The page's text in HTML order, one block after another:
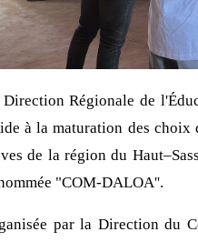
Régionale de
à la maturation des
de la région du
"COM-DALOA''.
par la Direction du